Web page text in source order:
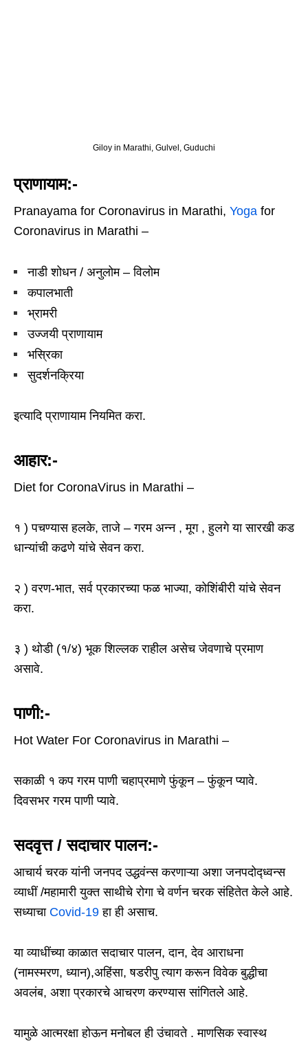
Giloy in Marathi, Gulvel, Guduchi
प्राणायाम:-
Pranayama for Coronavirus in Marathi, Yoga for
Coronavirus in Marathi –
नाडी शोधन / अनुलोम – विलोम
कपालभाती
भ्रामरी
उज्जयी प्राणायाम
भस्रिका
सुदर्शनक्रिया
इत्यादि प्राणायाम नियमित करा.
आहार:-
Diet for CoronaVirus in Marathi –
१ ) पचण्यास हलके, ताजे – गरम अन्न , मूग , हुलगे या सारखी कड
धान्यांची कढणे यांचे सेवन करा.
२ ) वरण-भात, सर्व प्रकारच्या फळ भाज्या, कोशिंबीरी यांचे सेवन
करा.
३ ) थोडी (१/४) भूक शिल्लक राहील असेच जेवणाचे प्रमाण
असावे.
पाणी:-
Hot Water For Coronavirus in Marathi –
सकाळी १ कप गरम पाणी चहाप्रमाणे फुंकून – फुंकून प्यावे.
दिवसभर गरम पाणी प्यावे.
सदवृत्त / सदाचार पालन:-
आचार्य चरक यांनी जनपद उद्धवंन्स करणाऱ्या अशा जनपदोद्ध्वन्स
व्याधीं /महामारी युक्त साथीचे रोगा चे वर्णन चरक संहितेत केले आहे.
सध्याचा Covid-19 हा ही असाच.
या व्याधींच्या काळात सदाचार पालन, दान, देव आराधना
(नामस्मरण, ध्यान),अहिंसा, षडरीपु त्याग करून विवेक बुद्धीचा
अवलंब, अशा प्रकारचे आचरण करण्यास सांगितले आहे.
यामुळे आत्मरक्षा होऊन मनोबल ही उंचावते . माणसिक स्वास्थ